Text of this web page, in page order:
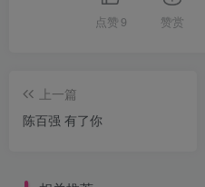
点赞 9 赞赏
上一篇
陈百强 有了你